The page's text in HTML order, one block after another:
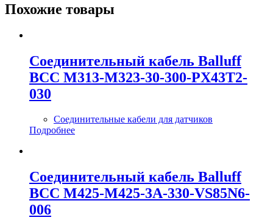
Похожие товары
Соединительный кабель Balluff
BCC M313-M323-30-300-PX43T2-
030
Соединительные кабели для датчиков
Подробнее
Соединительный кабель Balluff
BCC M425-M425-3A-330-VS85N6-
006